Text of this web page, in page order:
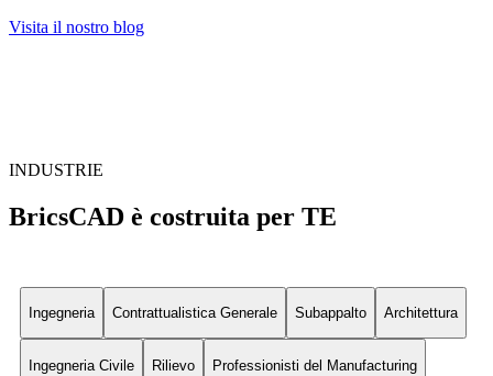
Visita il nostro blog
INDUSTRIE
BricsCAD è costruita per TE
Ingegneria Contrattualistica Generale Subappalto Architettura
Ingegneria Civile Rilievo Professionisti del Manufacturing